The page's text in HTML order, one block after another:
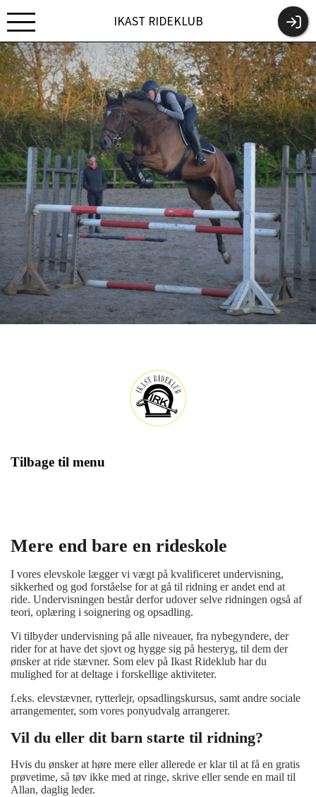
IKAST RIDEKLUB
Tilbage til menu
Mere end bare en rideskole
I vores elevskole lægger vi vægt på kvalificeret undervisning,
sikkerhed og god forståelse for at gå til ridning er andet end at
ride. Undervisningen består derforudover selve ridningen også af
teori, oplæring i soignering og opsadling.
Vi tilbyder undervisning på alle niveauer, fra nybegyndere, der
rider for athave det sjovt og hygge sig på hesteryg, til dem der
ønsker at ride stævner. Som elev på Ikast Rideklub har du
mulighed for at deltage i forskellige aktiviteter.
f.eks. elevstævner, rytterlejr, opsadlingskursus, samt andre sociale
arrangementer, som vores ponyudvalg arrangerer.
Vil du eller dit barn starte til ridning?
Hvis du ønsker at høre mere eller allerede er klar til at få en gratis
prøvetime, så tøv ikke med at ringe, skrive eller sende en mail til
Allan, daglig leder.